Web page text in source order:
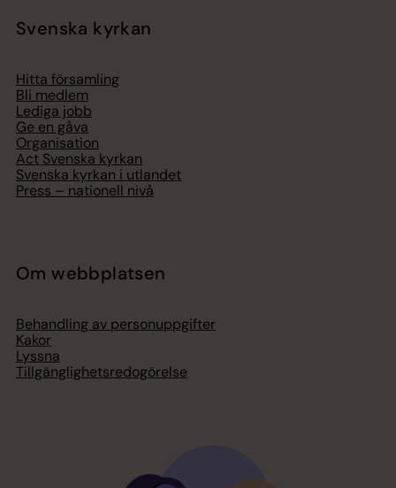
Svenska kyrkan
Hitta församling
Bli medlem
Lediga jobb
Ge en gåva
Organisation
Act Svenska kyrkan
Svenska kyrkan i utlandet
Press – nationell nivå
Om webbplatsen
Behandling av personuppgifter
Kakor
Lyssna
Tillgänglighetsredogörelse